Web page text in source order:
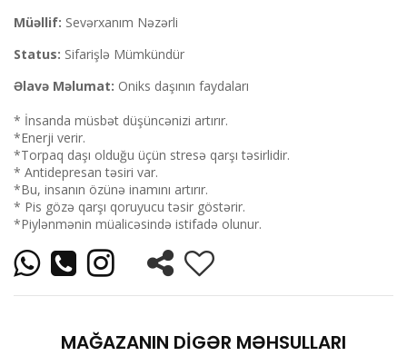
Müəllif: Sevərxanım Nəzərli
Status: Sifarişlə Mümkündür
Əlavə Məlumat: Oniks daşının faydaları
* İnsanda müsbət düşüncənizi artırır.
*Enerji verir.
*Torpaq daşı olduğu üçün stresə qarşı təsirlidir.
* Antidepresan təsiri var.
*Bu, insanın özünə inamını artırır.
* Pis gözə qarşı qoruyucu təsir göstərir.
*Piylənmənin müalicəsində istifadə olunur.
MAĞAZANIN DIGƏR MƏHSULLARI